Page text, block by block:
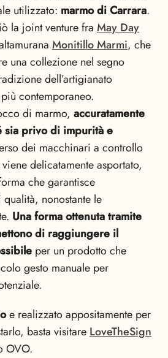
utilizzato: marmo di Carrara.
la joint venture fra May Day
Monitillo Marmi, che
una collezione nel segno
dell’artigianato
contemporaneo.
di marmo, accuratamente
sia privo di impurità e
dei macchinari a controllo
delicatamente asportato,
che garantisce
nonostante le
Una forma ottenuta tramite
di raggiungere il
per un prodotto che
gesto manuale per
e realizzato appositamente per
basta visitareLoveTheSign
OVO.